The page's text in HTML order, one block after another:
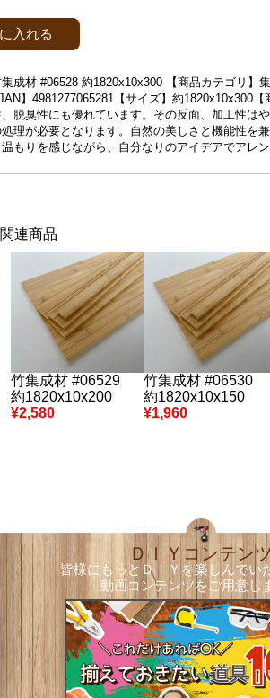
入れる
成材 #06528 約1820x10x300 【商品カテゴリ】
】4981277065281【サイズ】約1820x10x300
脱臭性にも優れています。その反面、加工性は
理が必要となります。自然の美しさと機能性を
もりを感じながら、自分なりのアイデアでアレ
関連商品
竹集成材 #06529
約1820x10x200
¥2,580
竹集成材 #06530
約1820x10x150
¥1,960
ＤＩＹコンテンツ
皆様にもっとＤＩＹを楽しんでい
動画コンテンツをご用意し